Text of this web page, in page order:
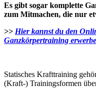
Es gibt sogar komplette
zum Mitmachen, die nur
>> Hier kannst du den
Ganzkörpertraining
Statisches Krafttraining
(Kraft-) Trainingsformen